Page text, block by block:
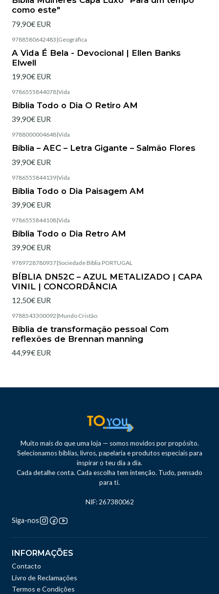
como este"
79,90€ EUR
9788580642483 |Geográfica
A Vida É Bela - Devocional | Ellen Banks
Elwell
19,90€ EUR
9786555844078|Vida
Bíblia Todo o Dia O Retiro AM
39,90€ EUR
9788000004648|Vida
Bíblia – AEC – Letra Gigante – Salmão Flores
39,90€ EUR
9786555844139|Vida
Bíblia Todo o Dia Paisagem AM
39,90€ EUR
9786555844108|Vida
Bíblia Todo o Dia Retro AM
39,90€ EUR
9789728780937|Sociedade Bíblia PORTUGAL
BÍBLIA DN52C – AZUL METALIZADO | CAPA
VINIL | CONCORDÂNCIA
12,50€ EUR
9788543300092 |Mundo Cristão
Bíblia de transformação pessoal Com
reflexões de Brennan manning
44,99€ EUR
Muito mais do que uma loja — somos movidos por propósito.
Selecionamos bíblias, livros, papelaria e produtos especiais para
inspirar o teu dia a dia.
Cada detalhe conta. Cada escolha tem intenção. Tudo, pensado
para ti.
NIF: 267380062
Siga-nos
INFORMAÇÕES
Contacto
Livro de Reclamações
Termos e Condições